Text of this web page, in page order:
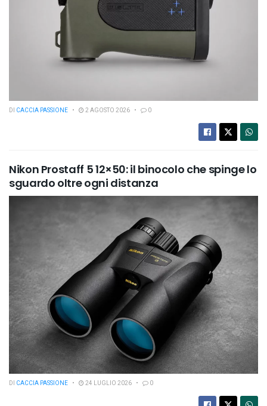
DI CACCIA PASSIONE 2 AGOSTO 2026 0
Nikon Prostaff 5 12×50: il binocolo che spinge lo
sguardo oltre ogni distanza
DI CACCIA PASSIONE 24 LUGLIO 2026 0